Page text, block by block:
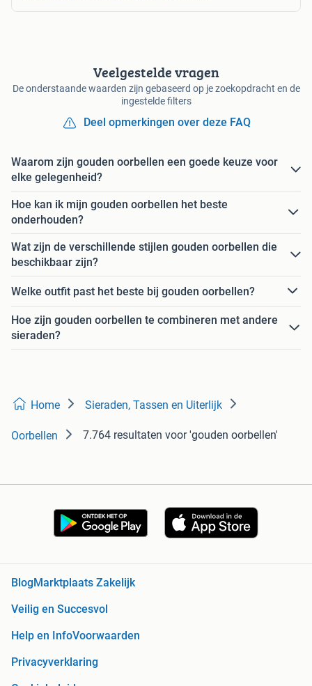
Veelgestelde vragen
De onderstaande waarden zijn gebaseerd op je zoekopdracht en de
ingestelde filters
Deel opmerkingen over deze FAQ
Waarom zijn gouden oorbellen een goede keuze voor
elke gelegenheid?
Hoe kan ik mijn gouden oorbellen het beste
onderhouden?
Wat zijn de verschillende stijlen gouden oorbellen die
beschikbaar zijn?
Welke outfit past het beste bij gouden oorbellen?
Hoe zijn gouden oorbellen te combineren met andere
sieraden?
Home Sieraden, Tassen en Uiterlijk
Oorbellen 7.764 resultaten voor 'gouden oorbellen'
Blog Marktplaats Zakelijk
Veilig en Succesvol
Help en InfoVoorwaarden
Privacyverklaring